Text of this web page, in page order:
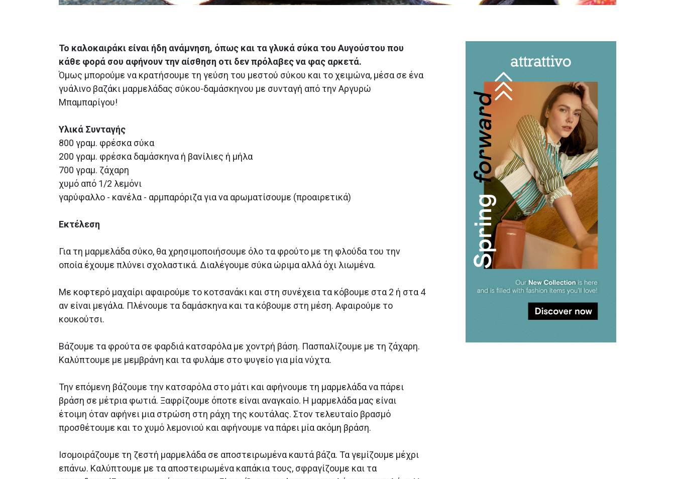
Το καλοκαιράκι είναι ήδη ανάμνηση, όπως και τα γλυκά σύκα του Αυγούστου που
κάθε φορά σου αφήνουν την αίσθηση οτι δεν πρόλαβες να φας αρκετά.
Όμως μπορούμε να κρατήσουμε τη γεύση του μεστού σύκου και το χειμώνα, μέσα σε ένα
γυάλινο βαζάκι μαρμελάδας σύκου-δαμάσκηνου με συνταγή από την Αργυρώ
Μπαμπαρίγου!
Υλικά Συνταγής
800 γραμ. φρέσκα σύκα
200 γραμ. φρέσκα δαμάσκηνα ή βανίλιες ή μήλα
700 γραμ. ζάχαρη
χυμό από 1/2 λεμόνι
γαρύφαλλο - κανέλα - αρμπαρόριζα για να αρωματίσουμε (προαιρετικά)
Εκτέλεση
Για τη μαρμελάδα σύκο, θα χρησιμοποιήσουμε όλo τα φρούτo με τη φλούδα του την
οποία έχουμε πλύνει σχολαστικά. Διαλέγουμε σύκα ώριμα αλλά όχι λιωμένα.
Με κοφτερό μαχαίρι αφαιρούμε το κοτσανάκι και στη συνέχεια τα κόβουμε στα 2 ή στα 4
αν είναι μεγάλα. Πλένουμε τα δαμάσκηνα και τα κόβουμε στη μέση. Αφαιρούμε το
κουκούτσι.
Βάζουμε τα φρούτα σε φαρδιά κατσαρόλα με χοντρή βάση. Πασπαλίζουμε με τη ζάχαρη.
Καλύπτουμε με μεμβράνη και τα φυλάμε στο ψυγείο για μία νύχτα.
Την επόμενη βάζουμε την κατσαρόλα στο μάτι και αφήνουμε τη μαρμελάδα να πάρει
βράση σε μέτρια φωτιά. Ξαφρίζουμε όποτε είναι αναγκαίο. Η μαρμελάδα μας είναι
έτοιμη όταν αφήνει μια στρώση στη ράχη της κουτάλας. Στον τελευταίο βρασμό
προσθέτουμε και το χυμό λεμονιού και αφήνουμε να πάρει μία ακόμη βράση.
Ισομοιράζουμε τη ζεστή μαρμελάδα σε αποστειρωμένα καυτά βάζα. Τα γεμίζουμε μέχρι
επάνω. Καλύπτουμε με τα αποστειρωμένα καπάκια τους, σφραγίζουμε και τα